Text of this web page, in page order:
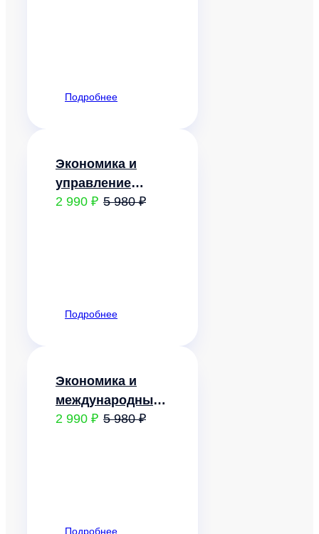
Подробнее
Экономика и
управление
природопользованием.
2 990 ₽ 5 980 ₽
Подробнее
Экономика и
международный
бизнес
2 990 ₽ 5 980 ₽
Подробнее